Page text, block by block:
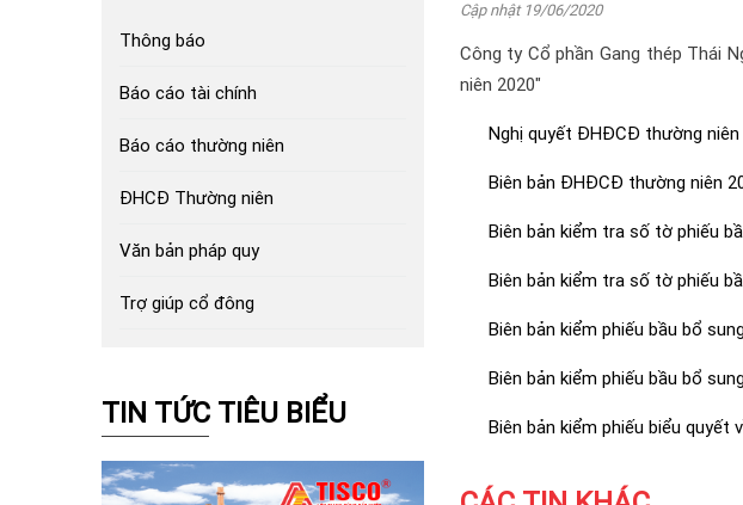
Thông báo
Báo cáo tài chính
Báo cáo thường niên
ĐHCĐ Thường niên
Văn bản pháp quy
Trợ giúp cổ đông
TIN TỨC TIÊU BIỂU
Cập nhật 19/06/2020
Công ty Cổ phần Gang thép Thái
niên 2020"
Nghị quyết ĐHĐCĐ thường niên
Biên bản ĐHĐCĐ thường niên
Biên bản kiểm tra số tờ phiếu
Biên bản kiểm tra số tờ phiếu
Biên bản kiểm phiếu bầu bổ
Biên bản kiểm phiếu bầu bổ
Biên bản kiểm phiếu biểu